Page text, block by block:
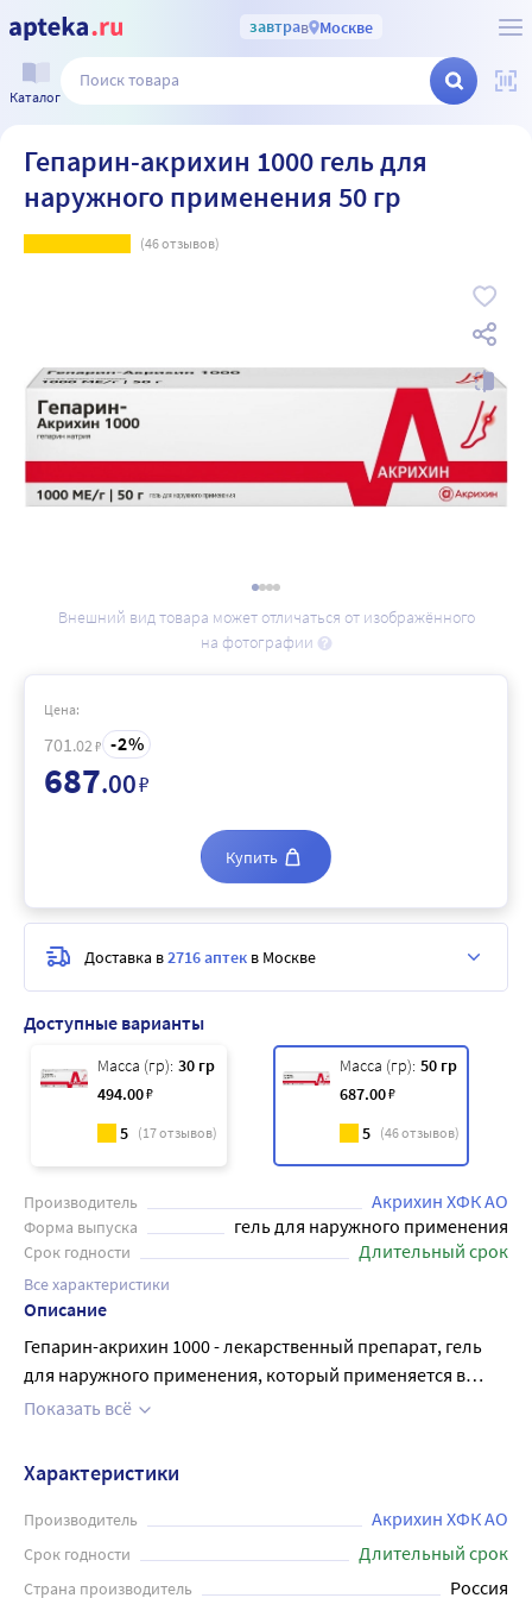
завтрав Москве
Каталог
Гепарин-акрихин 1000 гель для
наружного применения 50 гр
(46отзывов)
Внешний вид товара может отличаться от изображённого
на фотографии
Доступные варианты
Масса (гр): 30 гр
494.00₽
5 (17отзывов)
Масса (гр): 50 гр
687.00₽
5 (46отзывов)
Производитель Акрихин ХФК АО
Форма выпуска гель для наружного применения
Срок годности Длительный срок
Все характеристики
Описание
Гепарин-акрихин 1000 - лекарственный препарат, гель
для наружного применения, который применяется в
таких случаях, как: тромбофлебит поверхностных вен;
травмы сухожилий и суставов, ушибы мягких тканей и
суставов. В его состав входит гепарин - вещество,
которое способствует разжижению крови и улучшению
ее циркуляции. Оказывает умеренное
Показать всё
Цена:
701 .02 ₽ 2
687.00₽
Купить
Доставка в2716 аптек в Москве
Характеристики
Производитель Акрихин ХФК АО
Срок годности Длительный срок
Страна производитель Россия